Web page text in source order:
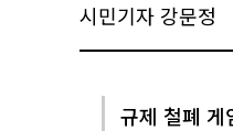
시민기자 강문정
규제 철폐 게